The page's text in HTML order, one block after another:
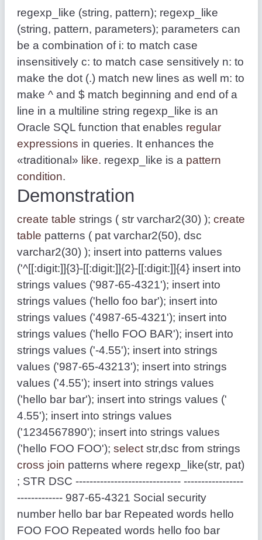
regexp_like (string, pattern); regexp_like
(string, pattern, parameters); parameters can
be a combination of i: to match case
insensitively c: to match case sensitively n: to
make the dot (.) match new lines as well m: to
make ^ and $ match beginning and end of a
line in a multiline string regexp_like is an
Oracle SQL function that enables regular
expressions in queries. It enhances the
«traditional» like. regexp_like is a pattern
condition.
Demonstration
create table strings ( str varchar2(30) ); create
table patterns ( pat varchar2(50), dsc
varchar2(30) ); insert into patterns values
('^[[:digit:]]{3}-[[:digit:]]{2}-[[:digit:]]{4} insert into
strings values ('987-65-4321'); insert into
strings values ('hello foo bar'); insert into
strings values ('4987-65-4321'); insert into
strings values ('hello FOO BAR'); insert into
strings values ('-4.55'); insert into strings
values ('987-65-43213'); insert into strings
values ('4.55'); insert into strings values
('hello bar bar'); insert into strings values ('
4.55'); insert into strings values
('1234567890'); insert into strings values
('hello FOO FOO'); selectstr,dsc from strings
cross join patterns where regexp_like(str, pat)
; STR DSC ------------------------------ -----------------
------------- 987-65-4321 Social security
number hello bar bar Repeated words hello
FOO FOO Repeated words hello foo bar